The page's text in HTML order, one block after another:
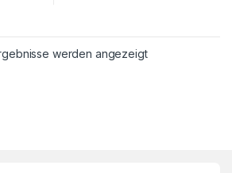
werden angezeigt